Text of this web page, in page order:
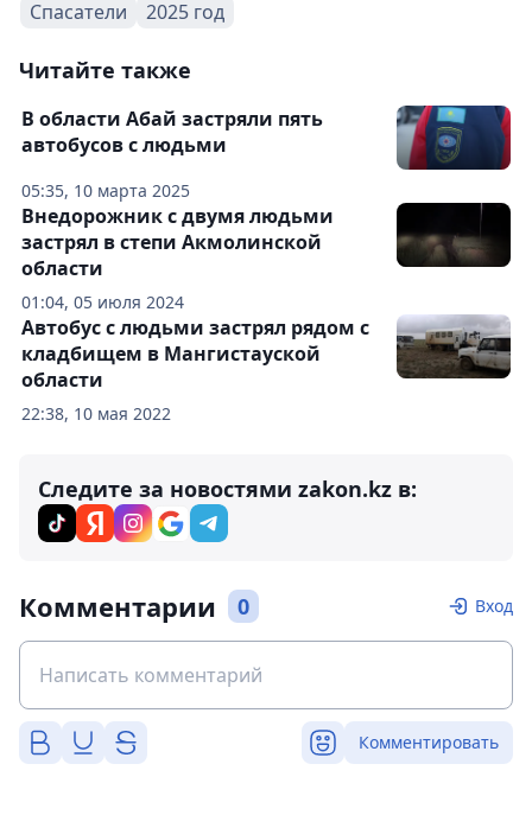
Спасатели
2025 год
Читайте также
05:35, 10 марта 2025
В области Абай застряли пять
автобусов с людьми
01:04, 05 июля 2024
Внедорожник с двумя людьми
застрял в степи Акмолинской
области
22:38, 10 мая 2022
Автобус с людьми застрял рядом с
кладбищем в Мангистауской
области
Следите за новостями zakon.kz в:
Комментарии 0 Вход
Комментировать